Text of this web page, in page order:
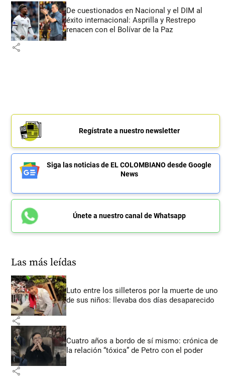
De cuestionados en Nacional y el DIM al
éxito internacional: Asprilla y Restrepo
renacen con el Bolívar de la Paz
share
Regístrate a nuestro newsletter
Siga las noticias de EL COLOMBIANO desde Google
News
Únete a nuestro canal de Whatsapp
Las más leídas
Luto entre los silleteros por la muerte de uno
de sus niños: llevaba dos días desaparecido
share
Cuatro años a bordo de sí mismo: crónica de
la relación “tóxica” de Petro con el poder
share